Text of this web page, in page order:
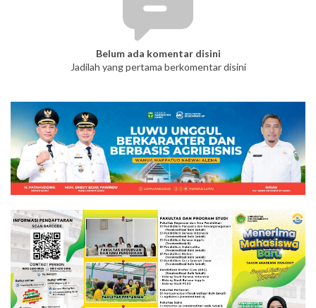
Belum ada komentar disini
Jadilah yang pertama berkomentar disini